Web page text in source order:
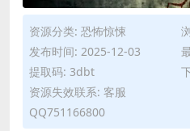
资源分类: 恐怖惊悚
发布时间: 2025-12-03
提取码: 3dbt
资源失效联系: 客服
QQ751166800